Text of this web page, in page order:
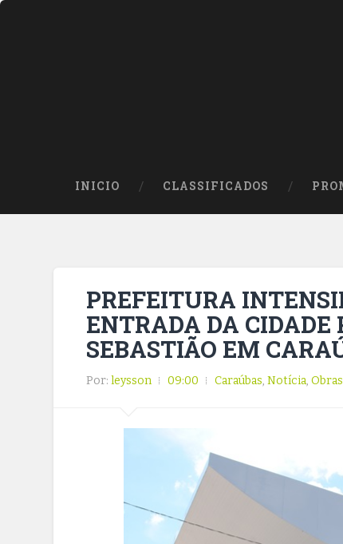
INICIO CLASSIFICADOS
PREFEITURA
ENTRADA DA CIDADE
SEBASTIÃO EM
Por:leysson 09:00 Caraúbas,Notícia,Obras